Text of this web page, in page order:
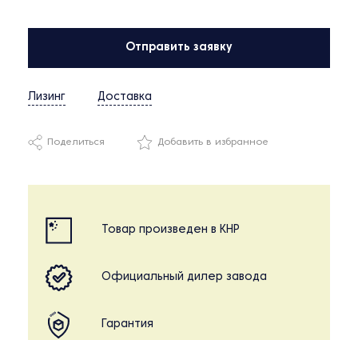
Отправить заявку
Лизинг Доставка
Поделиться Добавить в избранное
Товар произведен в КНР
Официальный дилер завода
Гарантия